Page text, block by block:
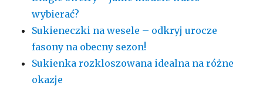
wybierać?
Sukieneczki na wesele – odkryj urocze
fasony na obecny sezon!
Sukienka rozkloszowana idealna na różne
okazje